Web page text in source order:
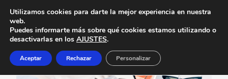
Utilizamos cookies para darte la mejor experiencia en nuestra
web.
Puedes informarte más sobre qué cookies estamos utilizando o
desactivarlas en los AJUSTES.
Aceptar Rechazar Personalizar